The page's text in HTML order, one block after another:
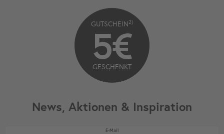
News, Aktionen & Inspiration
E-MailNewsletter Honig
GUTSCHEIN2)
5€
GESCHENKT